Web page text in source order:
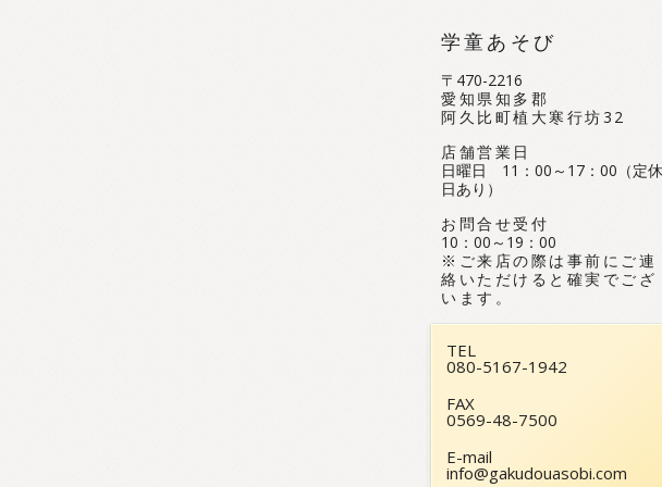
学童あそび
〒470-2216
愛知県知多郡
阿久比町植大寒行坊32
店舗営業日
日曜日 11：00～17：00（定休
日あり）
お問合せ受付
10：00～19：00
※ご来店の際は事前にご連
絡いただけると確実でござ
います。
TEL
080-5167-1942
FAX
0569-48-7500
E-mail
info@gakudouasobi.com